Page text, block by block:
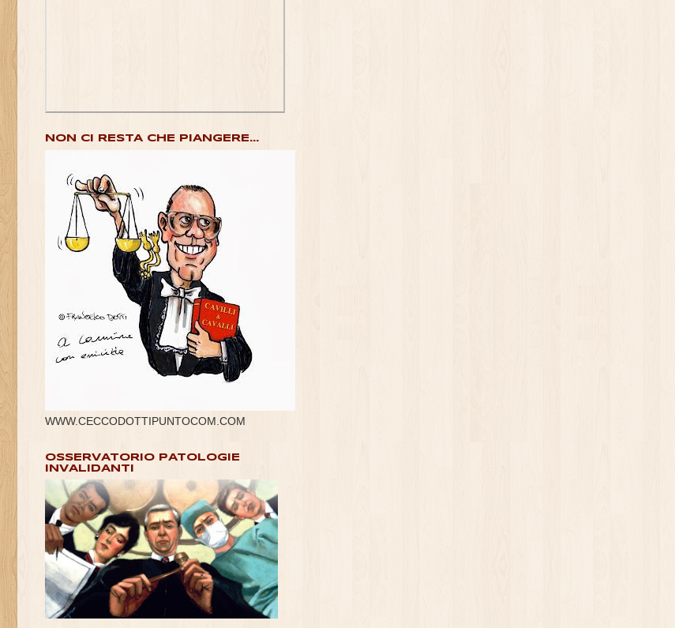
NON CI RESTA CHE PIANGERE...
WWW.CECCODOTTIPUNTOCOM.COM
OSSERVATORIO PATOLOGIE
INVALIDANTI